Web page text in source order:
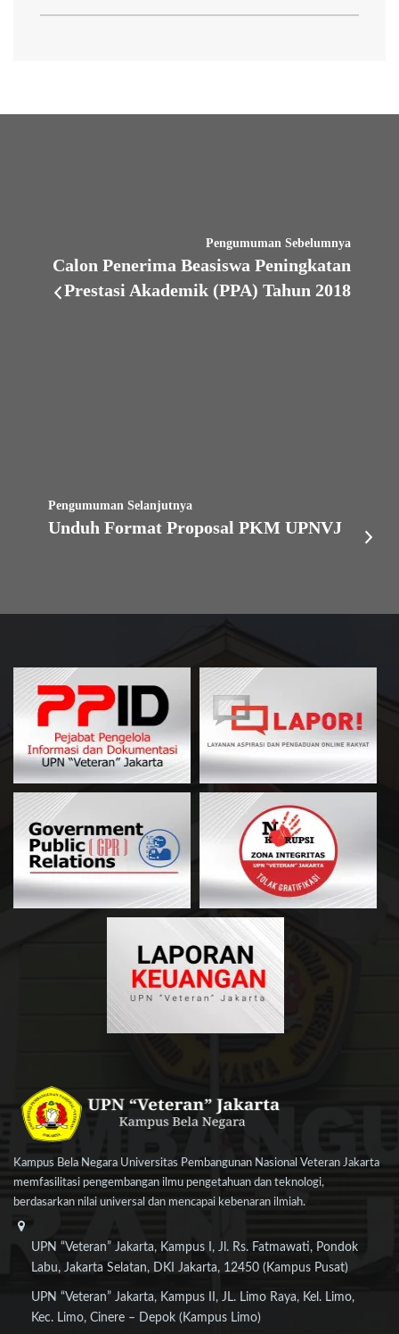
Pengumuman Sebelumnya
Calon Penerima Beasiswa Peningkatan
Prestasi Akademik (PPA) Tahun 2018
Pengumuman Selanjutnya
Unduh Format Proposal PKM UPNVJ
Kampus Bela Negara Universitas Pembangunan Nasional Veteran Jakarta
memfasilitasi pengembangan ilmu pengetahuan dan teknologi,
berdasarkan nilai universal dan mencapai kebenaran ilmiah.
UPN “Veteran” Jakarta, Kampus I, Jl. Rs. Fatmawati, Pondok
Labu, Jakarta Selatan, DKI Jakarta, 12450 (Kampus Pusat)
UPN “Veteran” Jakarta, Kampus II, JL. Limo Raya, Kel. Limo,
Kec. Limo, Cinere – Depok (Kampus Limo)